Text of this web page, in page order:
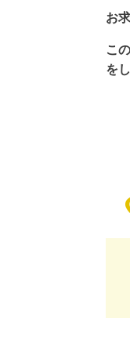
お
こ
を